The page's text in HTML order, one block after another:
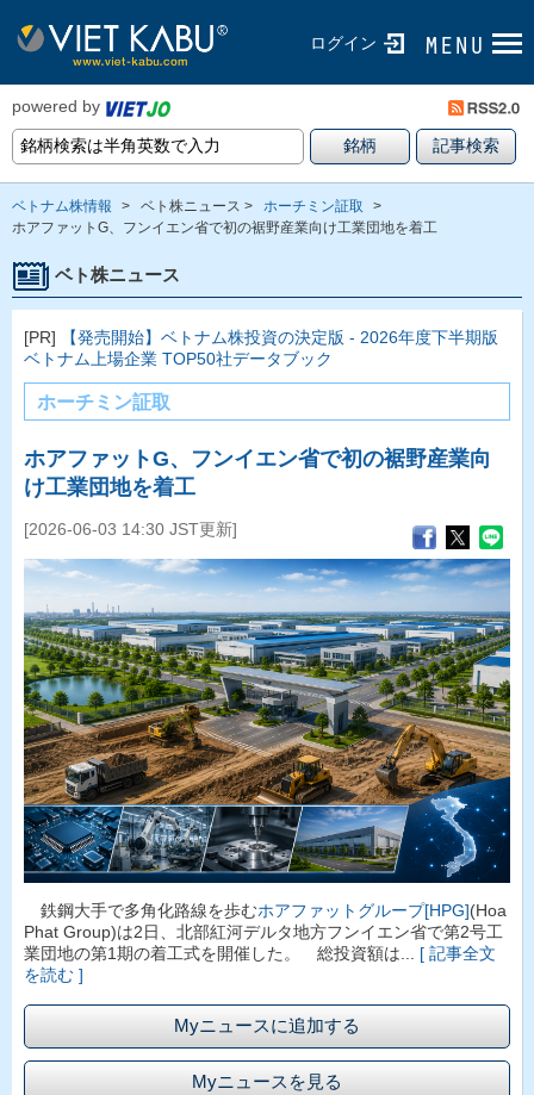
ログイン
powered by
ベトナム株情報 > ベト株ニュース > ホーチミン証取
>
ホアファットG、フンイエン省で初の裾野産業向け工業団地を着工
ベト株ニュース
[PR]
【発売開始】ベトナム株投資の決定版 - 2026年度下半期版
ベトナム上場企業 TOP50社データブック
ホーチミン証取
ホアファットG、フンイエン省で初の裾野産業向
け工業団地を着工
[2026-06-03 14:30 JST更新]
鉄鋼大手で多角化路線を歩むホアファットグループ[HPG](Hoa
Phat Group)は2日、北部紅河デルタ地方フンイエン省で第2号工
業団地の第1期の着工式を開催した。 総投資額は... [ 記事全文
を読む ]
Myニュースに追加する
Myニュースを見る